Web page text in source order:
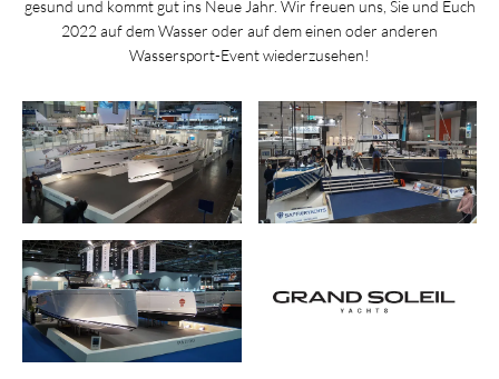
gesund und kommt gut ins Neue Jahr. Wir freuen uns, Sie und Euch
2022 auf dem Wasser oder auf dem einen oder anderen
Wassersport-Event wiederzusehen!